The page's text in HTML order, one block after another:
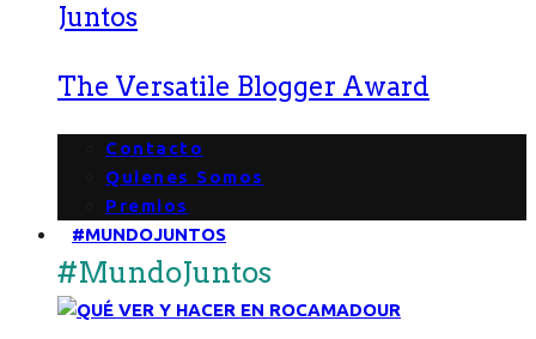
Juntos
The Versatile Blogger Award
Contacto
Quienes Somos
Premios
#MUNDOJUNTOS
#MundoJuntos